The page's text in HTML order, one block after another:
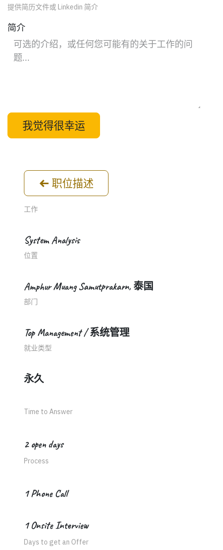
提供简历文件或 Linkedin 简介
简介
我觉得很幸运
职位描述
工作
System Analysis
位置
Amphur Muang Samutprakarn, 泰国
部门
Top Management / 系统管理
就业类型
永久
Time to Answer
2 open days
Process
1 Phone Call
1 Onsite Interview
Days to get an Offer